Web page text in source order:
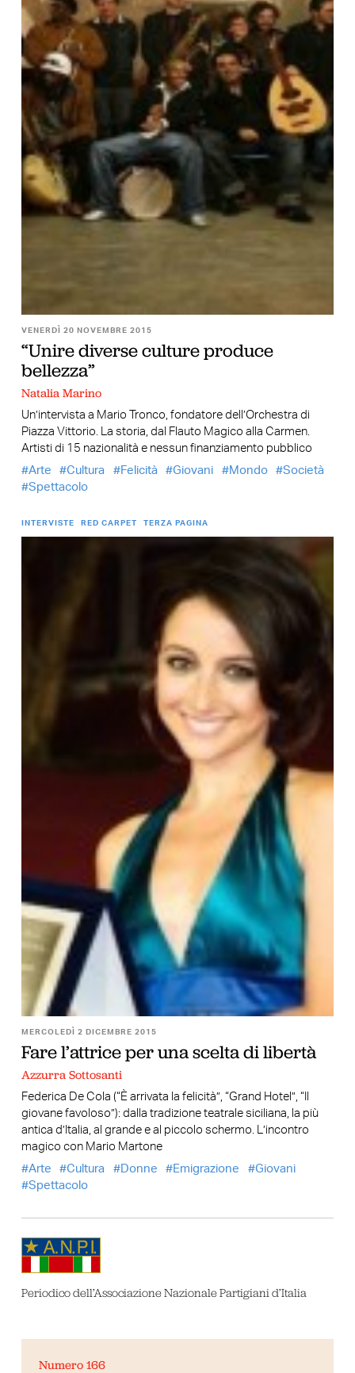
VENERDÌ 20 NOVEMBRE 2015
“Unire diverse culture produce
bellezza”
Natalia Marino
Un’intervista a Mario Tronco, fondatore dell’Orchestra di
Piazza Vittorio. La storia, dal Flauto Magico alla Carmen.
Artisti di 15 nazionalità e nessun finanziamento pubblico
Arte
Cultura Felicità Giovani Mondo
Società
Spettacolo
INTERVISTE RED CARPET TERZA PAGINA
MERCOLEDÌ 2 DICEMBRE 2015
Fare l’attrice per una scelta di libertà
Azzurra Sottosanti
Federica De Cola (“È arrivata la felicità”, “Grand Hotel”, “Il
giovane favoloso”): dalla tradizione teatrale siciliana, la più
antica d’Italia, al grande e al piccolo schermo. L’incontro
magico con Mario Martone
Arte
Cultura Donne Emigrazione
Giovani
Spettacolo
Periodico dell’Associazione Nazionale Partigiani d’Italia
Numero 166